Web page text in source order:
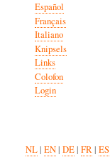
Español
Français
Italiano
Knipsels
Links
Colofon
Login
NL| EN| DE| FR| ES